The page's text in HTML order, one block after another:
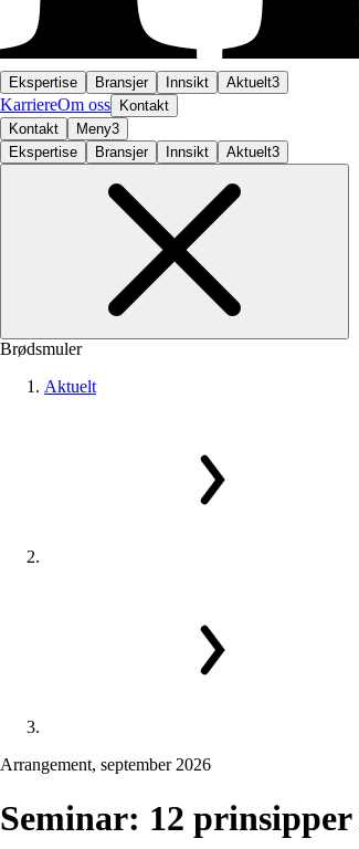
Ekspertise Bransjer Innsikt Aktuelt3
KarriereOm oss
Kontakt
Kontakt
Meny3
Ekspertise
Bransjer Innsikt Aktuelt3
Brødsmuler
Aktuelt
Arrangement, september 2026
Seminar: 12 prinsipper